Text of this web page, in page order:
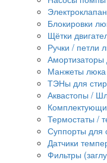
Блокировки
Щётки
Ручки / петли
Манжеты
ТЭНы для
Аквастопы /
Термостаты /
Суппорты для
Датчики
Фильтры